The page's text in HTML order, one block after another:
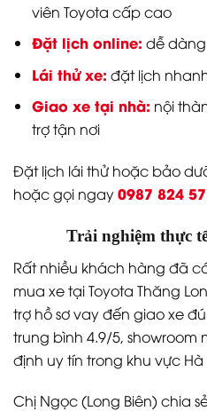
viên Toyota cấp cao
Đặt lịch online: dễ
Lái thử xe: đặt lịch
Giao xe tại nhà: nội
trợ tận nơi
Đặt lịch lái thử hoặc bảo
hoặc gọi ngay0987 824
Trải nghiệm thực
Rất nhiều khách hàng đã
mua xe tại Toyota Thăng
trợ hồ sơ vay đến giao xe
trung bình 4.9/5,
định uy tín trong khu vực Hà
Chị Ngọc (Long Biên) chia